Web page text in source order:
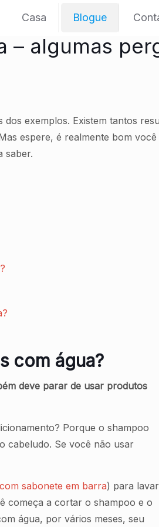
Casa Blogue
– algumas
exemplos. Existem tantos
espere, é realmente bom
saber.
com água?
deve parar de usar produtos
Porque o shampoo
cabeludo. Se você não usar
sabonete em barra) para lavar
começa a cortar o shampoo e o
água, por vários meses, seu